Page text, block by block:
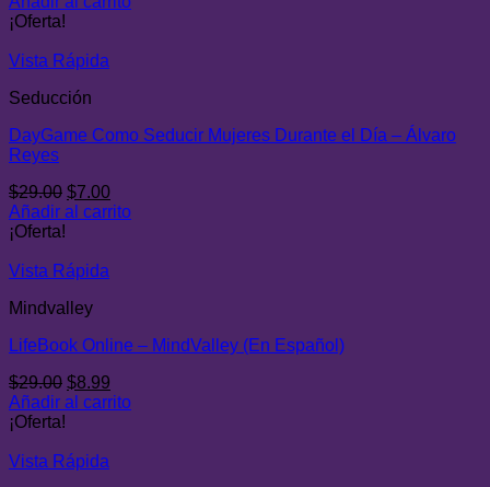
$29.00.
¡Oferta!
Vista Rápida
Seducción
DayGame Como Seducir Mujeres Durante el Día – Álvaro
Reyes
$29.00 El
precio
$29.00.
$7.00El
precio
Añadir al carrito
¡Oferta!
Vista Rápida
Mindvalley
LifeBook Online – MindValley (En Español)
$29.00 El
precio
$29.00.
$8.99
precio
Añadir al carrito
¡Oferta!
Vista Rápida